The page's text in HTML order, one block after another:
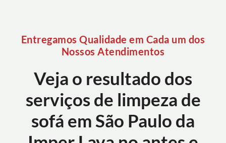
Entregamos Qualidade em Cada um dos
Nossos Atendimentos
Veja o resultado dos
serviços de limpeza de
sofá em São Paulo da